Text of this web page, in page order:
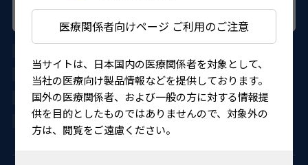
医療関係者向けページ ご利用のご注意
当サイトは、日本国内の医療関係者を対象として、
当社の医療向け製品情報などを提供しております。
国外の医療関係者、および一般の方に対する情報提
供を目的としたものではありませんので、対象外の
方は、閲覧をご遠慮ください。
KIRWAN
20500BZY00512000
4560155482657